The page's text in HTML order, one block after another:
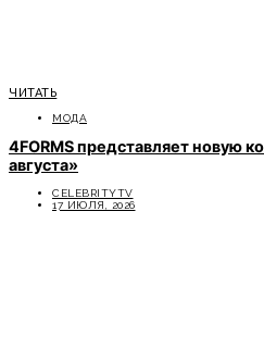
ЧИТАТЬ
МОДА
4FORMS представляет новую
августа»
CELEBRITYTV
17 ИЮЛЯ, 2026